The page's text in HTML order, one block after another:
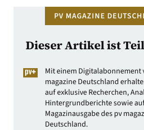
PV MAGAZINE
Dieser Artikel ist
Mit einem Digitalabonnement
magazine Deutschland
auf exklusive Recherchen,
Hintergrundberichte sowie
Magazinausgabe des pv
Deutschland.